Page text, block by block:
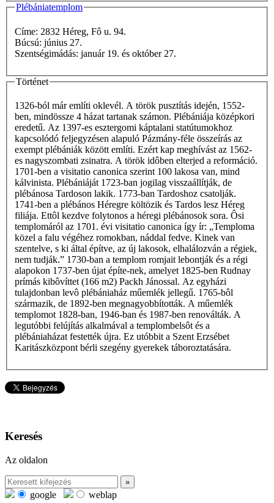
Plébániatemplom
Címe: 2832 Héreg, Fô u. 94.
Búcsú: június 27.
Szentségimádás: január 19. és október 27.
Történet
1326-ból már említi oklevél. A török pusztítás idején, 1552-
ben, mindössze 4 házat tartanak számon. Plébániája középkori
eredetű. Az 1397-es esztergomi káptalani statútumokhoz
kapcsolódó feljegyzésen alapuló Pázmány-féle összeírás az
exempt plébániák között említi. Ezért kap meghívást az 1562-
es nagyszombati zsinatra. A török idôben elterjed a reformáció.
1701-ben a visitatio canonica szerint 100 lakosa van, mind
kálvinista. Plébániáját 1723-ban jogilag visszaállítják, de
plébánosa Tardoson lakik. 1773-ban Tardoshoz csatolják.
1741-ben a plébános Héregre költözik és Tardos lesz Héreg
filiája. Ettôl kezdve folytonos a héregi plébánosok sora. Ôsi
templomáról az 1701. évi visitatio canonica így ír: „Temploma
közel a falu végéhez romokban, náddal fedve. Kinek van
szentelve, s ki által építve, az új lakosok, elhalálozván a régiek,
nem tudják.” 1730-ban a templom romjait lebontják és a régi
alapokon 1737-ben újat építe-nek, amelyet 1825-ben Rudnay
prímás kibôvíttet (166 m2) Packh Jánossal. Az egyházi
tulajdonban levô plébániaház műemlék jellegű. 1765-bôl
származik, de 1892-ben megnagyobbították. A műemlék
templomot 1828-ban, 1946-ban és 1987-ben renoválták. A
legutóbbi felújítás alkalmával a templombelsôt és a
plébániaházat festették újra. Ez utóbbit a Szent Erzsébet
Karitászközpont bérli szegény gyerekek táboroztatására.
Keresés
Az oldalon
google
weblap